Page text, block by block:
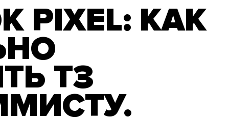
PIXEL: КАК
ТЗ